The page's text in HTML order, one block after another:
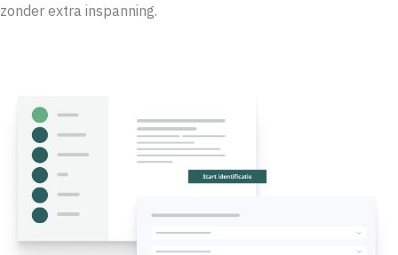
zonder extra inspanning.